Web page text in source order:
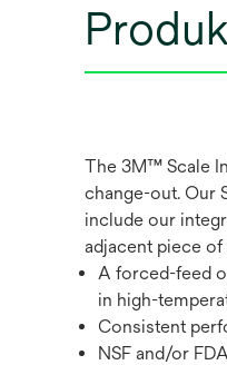
The 3M™ Scale
change-out. Our
include our
adjacent piece
A forced-feed
in high-
Consistent
NSF and/or